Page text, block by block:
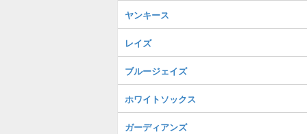
ヤンキース
レイズ
ブルージェイズ
ホワイトソックス
ガーディアンズ